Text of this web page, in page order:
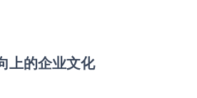
上的企业文化